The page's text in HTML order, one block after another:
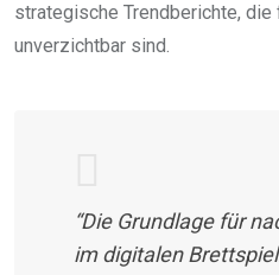
strategische Trendberichte, die
unverzichtbar sind.
“Die Grundlage für
im digitalen